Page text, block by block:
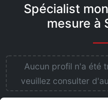
Spécialist
mesure à
Aucun profil n'a été
veuillez consulter